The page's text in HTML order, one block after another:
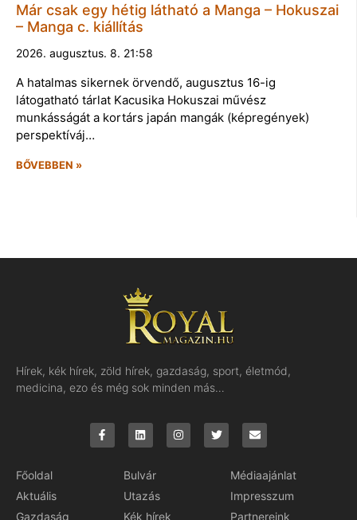
Már csak egy hétig látható a Manga – Hokuszai
– Manga c. kiállítás
2026. augusztus. 8. 21:58
A hatalmas sikernek örvendő, augusztus 16-ig
látogatható tárlat Kacusika Hokuszai művész
munkásságát a kortárs japán mangák (képregények)
perspektíváj…
BŐVEBBEN »
Hírek, kék hírek, zöld hírek, gazdaság, sport, életmód,
medicina, ezo és még sok minden más…
Főoldal
Aktuális
Gazdaság
Bulvár
Utazás
Kék hírek
Médiaajánlat
Impresszum
Partnereink